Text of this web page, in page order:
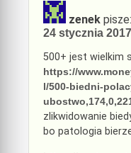
zenek pisze:
24 stycznia
500+ jest wielkim
https://
l/500-biedni-
zlikwidowanie
bo patologia